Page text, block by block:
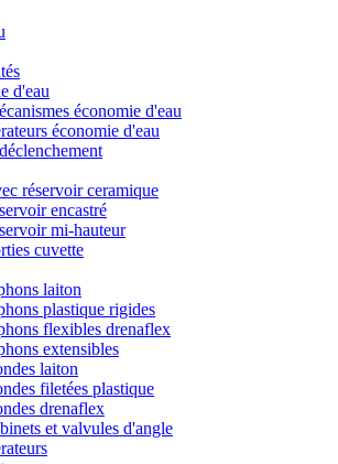
d'eau
économie d'eau
économie d'eau
réservoir ceramique
encastré
mi-hauteur
cuvette
laiton
plastique rigides
flexibles drenaflex
extensibles
laiton
filetées plastique
drenaflex
et valvules d'angle